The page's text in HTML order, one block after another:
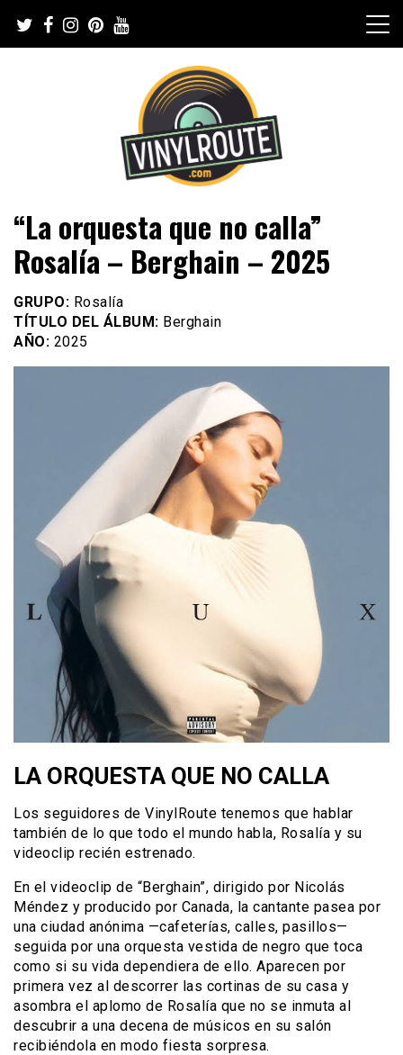
content
VinylRoute
“La orquesta que no calla”
Rosalía – Berghain – 2025
GRUPO: Rosalía
TÍTULO DEL ÁLBUM: Berghain
AÑO: 2025
LA ORQUESTA QUE NO CALLA
Los seguidores de VinylRoute tenemos que hablar
también de lo que todo el mundo habla, Rosalía y su
videoclip recién estrenado.
En el videoclip de “Berghain”, dirigido por Nicolás
Méndez y producido por Canada, la cantante pasea por
una ciudad anónima —cafeterías, calles, pasillos—
seguida por una orquesta vestida de negro que toca
como si su vida dependiera de ello. Aparecen por
primera vez al descorrer las cortinas de su casa y
asombra el aplomo de Rosalía que no se inmuta al
descubrir a una decena de músicos en su salón
recibiéndola en modo fiesta sorpresa.